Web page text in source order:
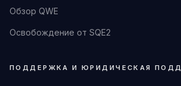
Обзор QWE
Освобождение от SQE2
ПОДДЕРЖКА И ЮРИДИЧЕСКАЯ